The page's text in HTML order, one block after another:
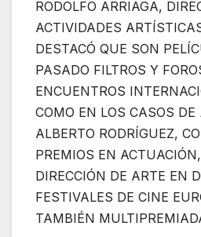
RODOLFO ARRIAGA,
ACTIVIDADES
DESTACÓ QUE SON
PASADO FILTROS Y
ENCUENTROS
COMO EN LOS CASOS DE
ALBERTO RODRÍGUEZ,
PREMIOS EN
DIRECCIÓN DE ARTE EN
FESTIVALES DE CINE
TAMBIÉN